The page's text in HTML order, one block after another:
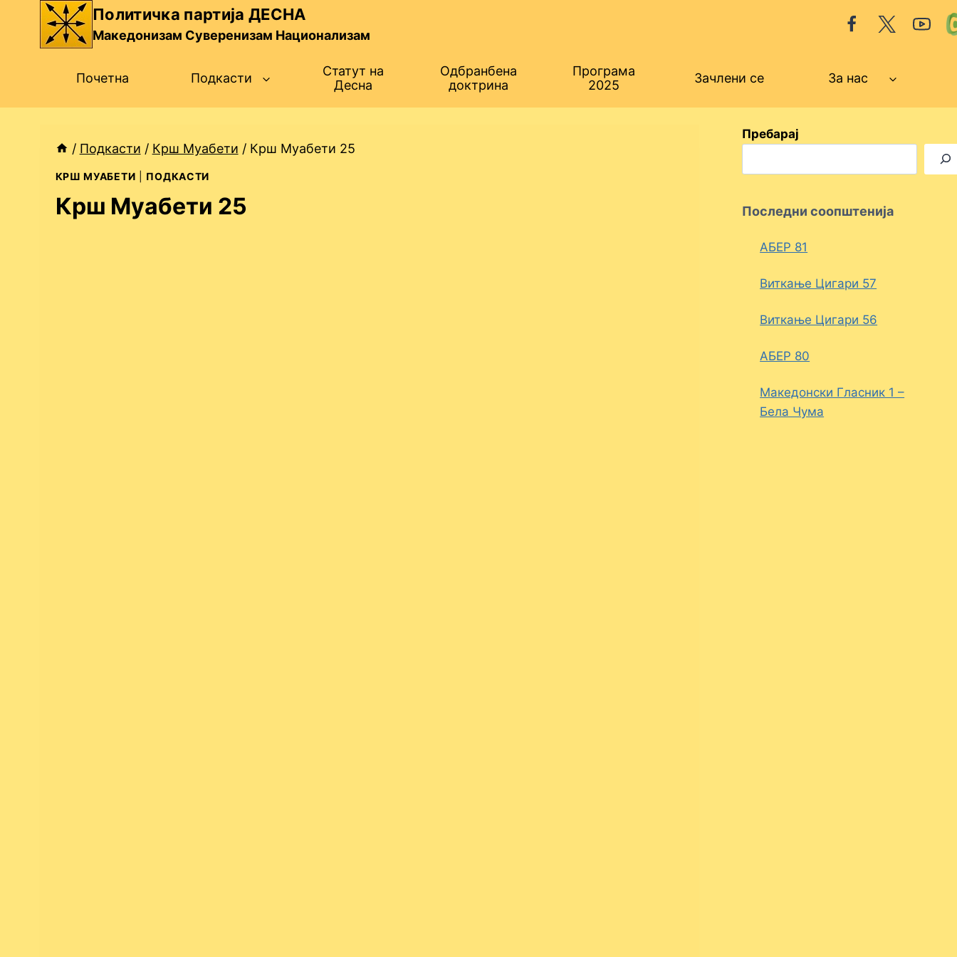
content
Политичка партија ДЕСНА
Македонизам Суверенизам Национализам
Почетна Подкасти
Статут на
Десна
Одбранбена
доктрина
Програма
2025
Зачлени се За нас
/ Подкасти / Крш Муабети / Крш Муабети 25
КРШ МУАБЕТИ ПОДКАСТИ
Крш Муабети 25
Пребарај
Последни соопштенија
АБЕР 81
Виткање Цигари 57
Виткање Цигари 56
АБЕР 80
Македонски Гласник 1 –
Бела Чума